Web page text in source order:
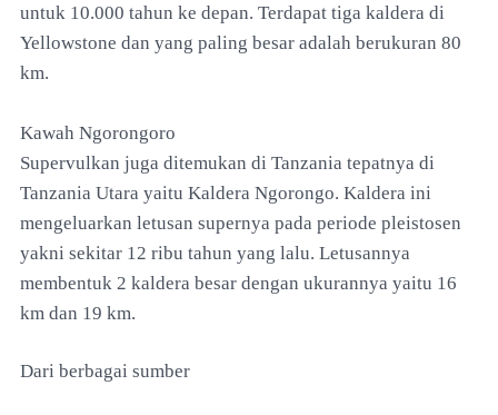
untuk 10.000 tahun ke depan. Terdapat tiga kaldera di
Yellowstone dan yang paling besar adalah berukuran 80
km.
Kawah Ngorongoro
Supervulkan juga ditemukan di Tanzania tepatnya di
Tanzania Utara yaitu Kaldera Ngorongo. Kaldera ini
mengeluarkan letusan supernya pada periode pleistosen
yakni sekitar 12 ribu tahun yang lalu. Letusannya
membentuk 2 kaldera besar dengan ukurannya yaitu 16
km dan 19 km.
Dari berbagai sumber